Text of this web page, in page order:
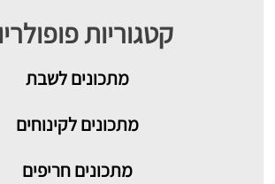
קטגוריות
מתכוניםלשבת
מתכונים לקינוחים
מתכונים חריפים